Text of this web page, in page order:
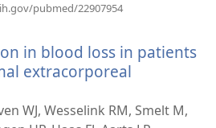
pubmed/22907954
in blood loss in patients
extracorporeal
WJ, Wesselink RM, Smelt M,